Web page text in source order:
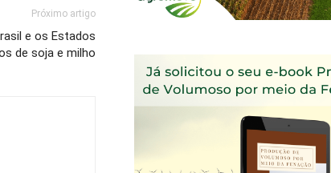
Próximo artigo
e os Estados
de soja e milho